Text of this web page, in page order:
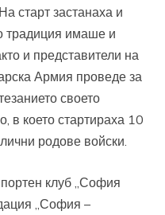
старт застанаха и
традиция имаше и
и представители на
Армия проведе за
своето
в което стартираха 10
родове войски.
клуб „София
„София –